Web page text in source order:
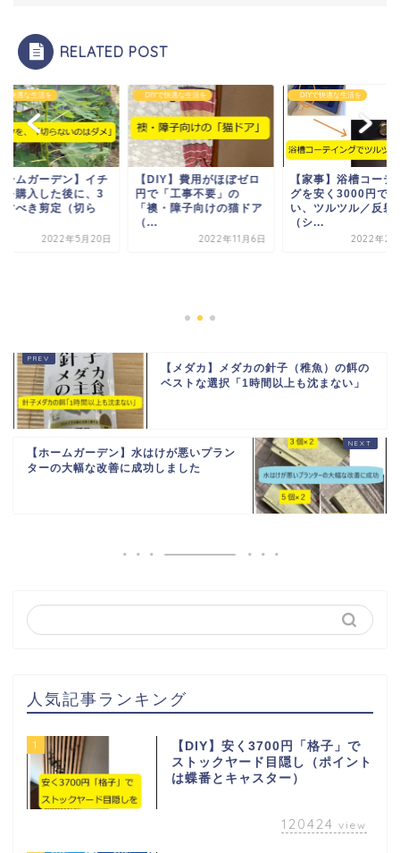
RELATED POST
快適な生活を
ームガーデン】イチ
を購入した後に、3
すべき剪定（切ら
2022年5月20日
DIYで快適な生活を
【DIY】費用がほぼゼロ
円で「工事不要」の
「襖・障子向けの猫ドア
（...
2022年11月6日
DIYで快適な生活を
【家事】浴槽コーテ
グを安く3000円で行
い、ツルツル／反射
（シ...
2022年2
【メダカ】メダカの針子（稚魚）の餌の
ベストな選択「1時間以上も沈まない」
【ホームガーデン】水はけが悪いプラン
ターの大幅な改善に成功しました
人気記事ランキング
1
【DIY】安く3700円「格子」で
ストックヤード目隠し（ポイント
は蝶番とキャスター）
120424 view